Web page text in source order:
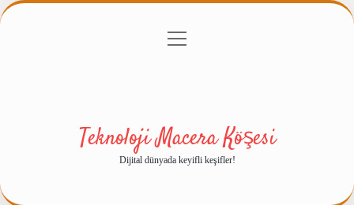
Gizlilik Politikası
menüyü
Teknoloji Macera Köşesi
Dijital dünyada keyifli keşifler!